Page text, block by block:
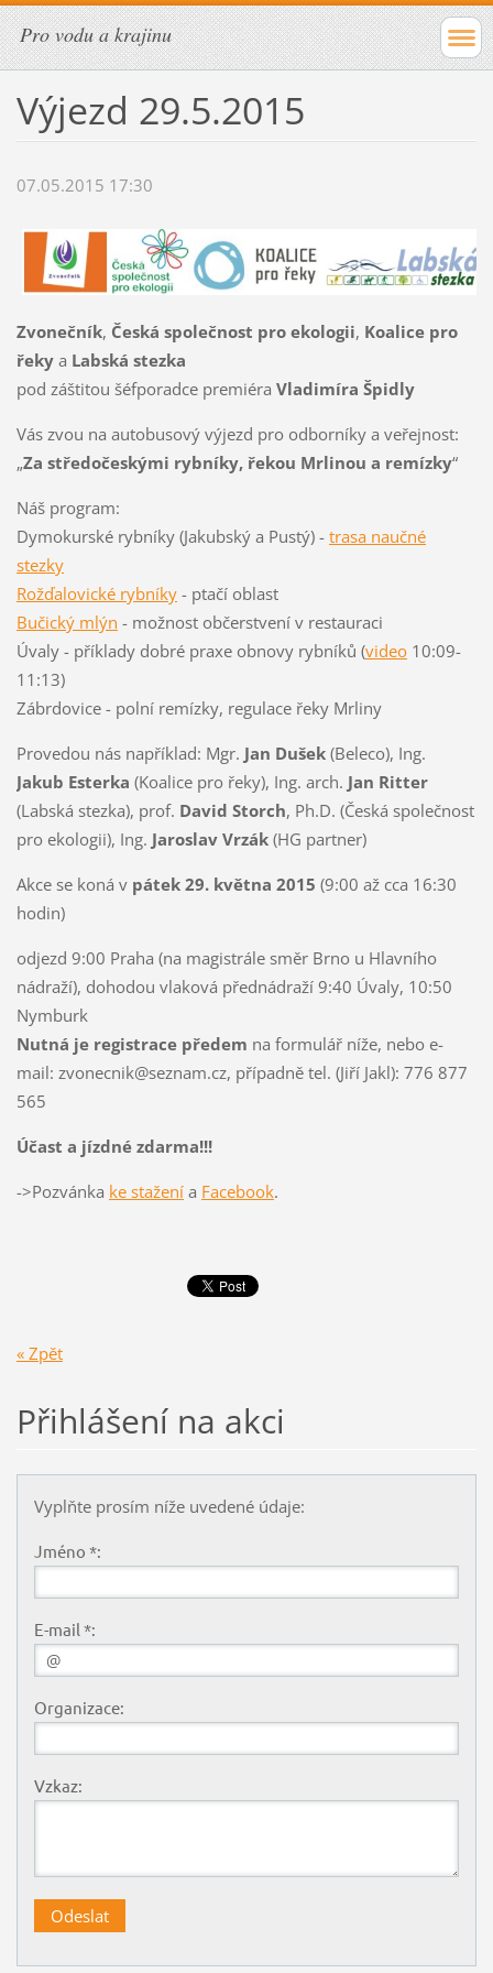
Pro vodu a krajinu
Výjezd 29.5.2015
07.05.2015 17:30
Zvonečník, Česká společnost pro ekologii, Koalice pro
řekya Labská stezka
pod záštitou šéfporadce premiéra Vladimíra Špidly
Vás zvou na autobusový výjezd pro odborníky a veřejnost:
„Za středočeskými rybníky, řekou Mrlinou a remízky“
Náš program:
Dymokurské rybníky (Jakubský a Pustý) - trasa naučné
stezky
Rožďalovické rybníky- ptačí oblast
Bučický mlýn - možnost občerstvení v restauraci
Úvaly - příklady dobré praxe obnovy rybníků (video10:09-
11:13)
Zábrdovice - polní remízky, regulace řeky Mrliny
Provedou nás například: Mgr. Jan Dušek(Beleco), Ing.
Jakub Esterka (Koalice pro řeky), Ing. arch. Jan Ritter
(Labská stezka), prof. David Storch, Ph.D. (Česká společnost
pro ekologii), Ing. Jaroslav Vrzák(HG partner)
Akce se koná v pátek 29. května 2015 (9:00 až cca 16:30
hodin)
odjezd 9:00 Praha (na magistrále směr Brno u Hlavního
nádraží), dohodou vlaková přednádraží 9:40 Úvaly, 10:50
Nymburk
Nutná je registrace předem na formulář níže, nebo e-
mail: zvonecnik@seznam.cz, případně tel. (Jiří Jakl): 776 877
565
Účast a jízdné zdarma!!!
->Pozvánka ke staženía Facebook.
« Zpět
Přihlášení na akci
Vyplňte prosím níže uvedené údaje:
Jméno *:
E-mail *:
Organizace:
Vzkaz: